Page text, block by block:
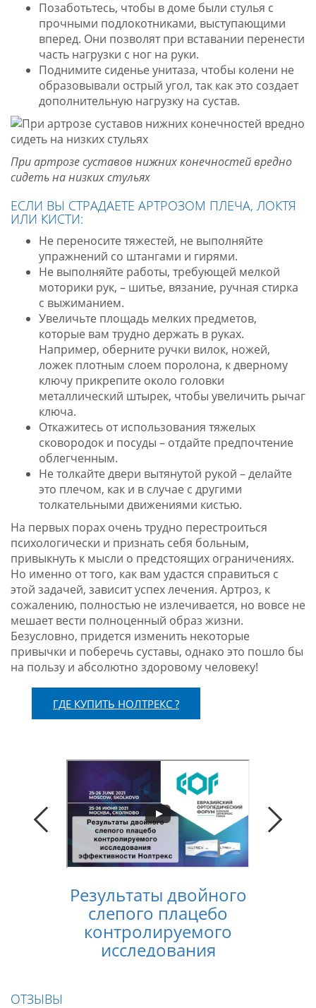
Позаботьтесь, чтобы в доме были стулья с
прочными подлокотниками, выступающими
вперед. Они позволят при вставании перенести
часть нагрузки с ног на руки.
Поднимите сиденье унитаза, чтобы колени не
образовывали острый угол, так как это создает
дополнительную нагрузку на сустав.
При артрозе суставов нижних конечностей вредно
сидеть на низких стульях
ЕСЛИ ВЫ СТРАДАЕТЕ АРТРОЗОМ ПЛЕЧА, ЛОКТЯ
ИЛИ КИСТИ:
Не переносите тяжестей, не выполняйте
упражнений со штангами и гирями.
Не выполняйте работы, требующей мелкой
моторики рук, – шитье, вязание, ручная стирка
с выжиманием.
Увеличьте площадь мелких предметов,
которые вам трудно держать в руках.
Например, оберните ручки вилок, ножей,
ложек плотным слоем поролона, к дверному
ключу прикрепите около головки
металлический штырек, чтобы увеличить рычаг
ключа.
Откажитесь от использования тяжелых
сковородок и посуды – отдайте предпочтение
облегченным.
Не толкайте двери вытянутой рукой – делайте
это плечом, как и в случае с другими
толкательными движениями кистью.
На первых порах очень трудно перестроиться
психологически и признать себя больным,
привыкнуть к мысли о предстоящих ограничениях.
Но именно от того, как вам удастся справиться с
этой задачей, зависит успех лечения. Артроз, к
сожалению, полностью не излечивается, но вовсе не
мешает вести полноценный образ жизни.
Безусловно, придется изменить некоторые
привычки и поберечь суставы, однако это пошло бы
на пользу и абсолютно здоровому человеку!
ГДЕ КУПИТЬ НОЛТРЕКС ?
Результаты двойного
слепого плацебо
контролируемого
исследования
ОТЗЫВЫ